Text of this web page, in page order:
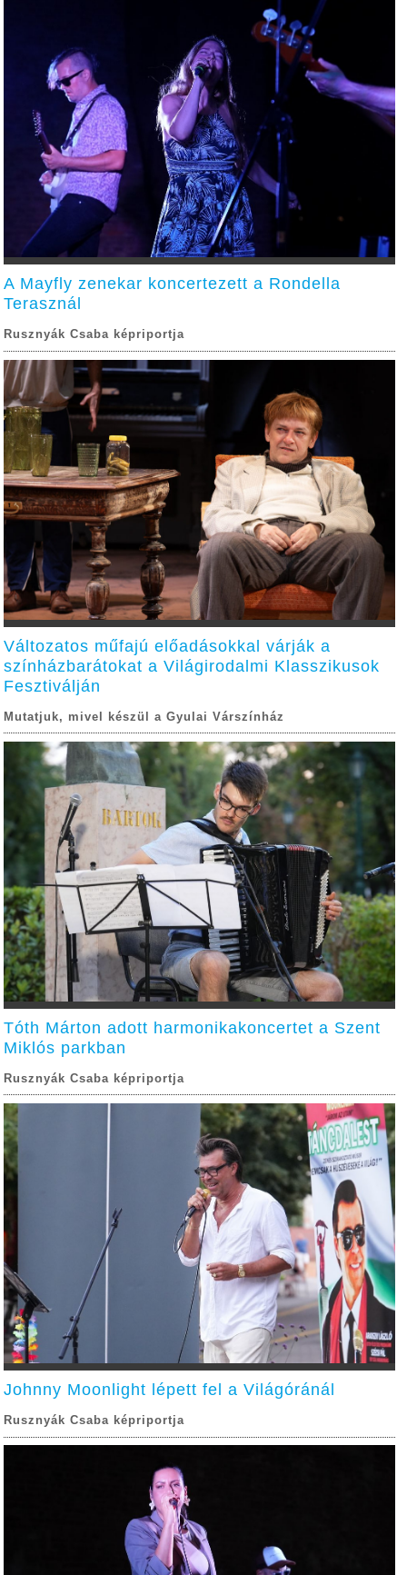
A Mayfly zenekar koncertezett a Rondella
Terasznál
Rusznyák Csaba képriportja
Változatos műfajú előadásokkal várják a
színházbarátokat a Világirodalmi Klasszikusok
Fesztiválján
Mutatjuk, mivel készül a Gyulai Várszínház
Tóth Márton adott harmonikakoncertet a Szent
Miklós parkban
Rusznyák Csaba képriportja
Johnny Moonlight lépett fel a Világóránál
Rusznyák Csaba képriportja